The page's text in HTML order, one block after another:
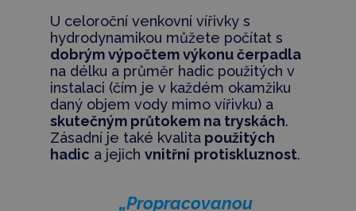
U celoroční venkovní vířivky s
hydrodynamikou můžete počítat s
dobrým výpočtem výkonu čerpadla
na délku a průměr hadic použitých v
instalaci (čím je v každém okamžiku
daný objem vody mimo vířivku) a
skutečným průtokem na tryskách.
Zásadní je také kvalitapoužitých
hadic a jejich vnitřní protiskluznost.
„Propracovanou